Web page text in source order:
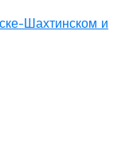
Шахтинском и